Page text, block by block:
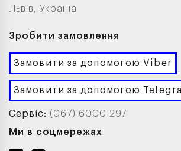
Львів, Україна
Зробити замовлення
Замовити за допомогою Viber
Замовити за допомогою
Сервіс: (067) 6000 297
Ми в соцмережах